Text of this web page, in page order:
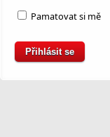
Pamatovat si mě